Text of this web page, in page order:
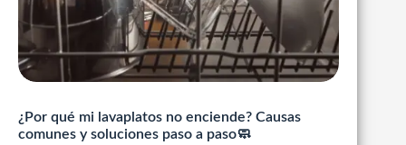
¿Por qué mi lavaplatos no enciende? Causas
comunes y soluciones paso a paso🧼